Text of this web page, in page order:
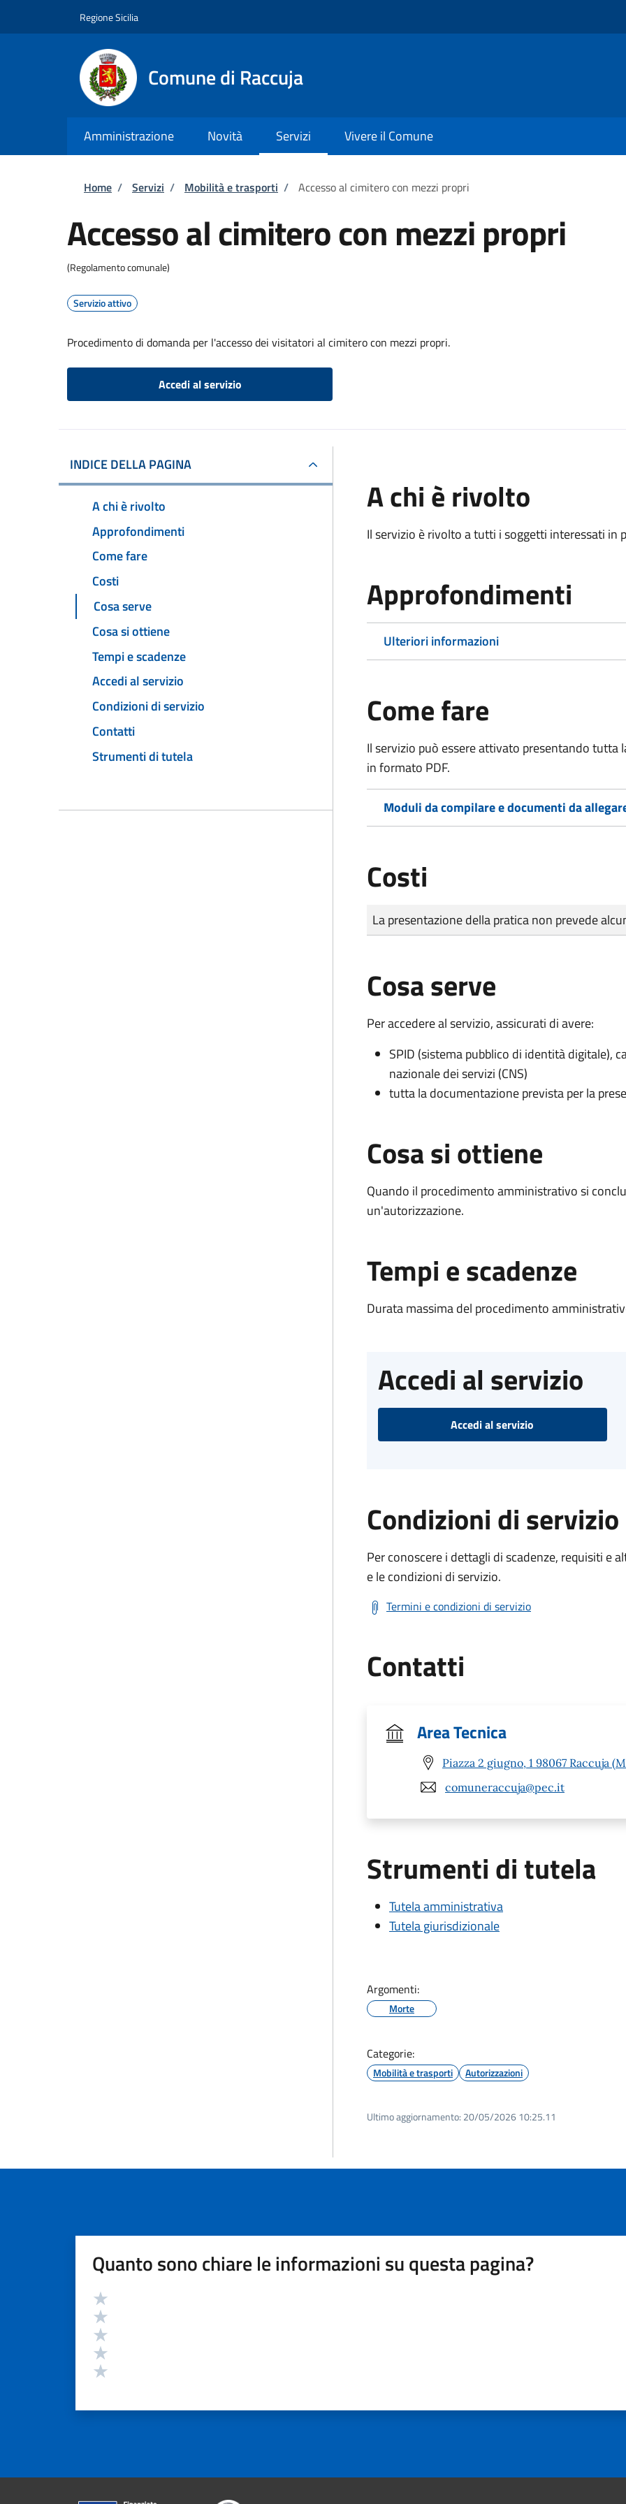
Regione Sicilia
Comune di Raccuja
Amministrazione Novità Servizi Vivere il Comune
Briciole di pane
Home / Servizi / Mobilità e trasporti / Accesso al cimitero con mezzi propri
Accesso al cimitero con mezzi propri
(Regolamento comunale)
Servizio attivo
Procedimento di domanda per l'accesso dei visitatori al cimitero con mezzi propri.
Accedi al servizio
INDICE DELLA PAGINA
A chi è rivolto
Approfondimenti
Come fare
Costi
Cosa serve
Cosa si ottiene
Tempi e scadenze
Accedi al servizio
Condizioni di servizio
Contatti
Strumenti di tutela
A chi è rivolto
Il servizio è rivolto a tutti i soggetti interessati in
Approfondimenti
Ulteriori informazioni
Come fare
Il servizio può essere attivato presentando
in formato PDF.
Moduli da compilare e documenti da
Costi
Tipo di pagamento
Importo
La presentazione della pratica non prevede
Cosa serve
Per accedere al servizio, assicurati di avere:
SPID (sistema pubblico di identità digitale),
nazionale dei servizi (CNS)
tutta la documentazione prevista per la
Cosa si ottiene
Quando il procedimento amministrativo si
un'autorizzazione.
Tempi e scadenze
Durata massima del procedimento
Accedi al servizio
Accedi al servizio
Condizioni di servizio
Per conoscere i dettagli di scadenze, requisiti e
e le condizioni di servizio.
Termini e condizioni di servizio
Contatti
Area Tecnica
Piazza 2 giugno, 1 98067 Raccuja
comuneraccuja@pec.it
Strumenti di tutela
Tutela amministrativa
Tutela giurisdizionale
Argomenti:
Morte
Categorie:
Mobilità e trasporti Autorizzazioni
Ultimo aggiornamento: 20/05/2026 10:25.11
Quanto sono chiare le informazioni su questa pagina?
Valutazione